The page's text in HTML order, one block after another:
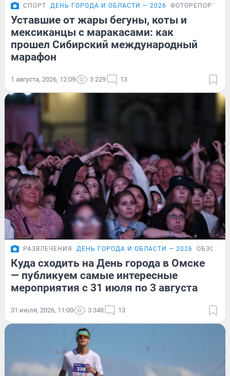
СПОРТ ДЕНЬ ГОРОДА И ОБЛАСТИ — 2026 ФОТОРЕПОРТАЖ
Уставшие от жары бегуны, коты и
мексиканцы с маракасами: как
прошел Сибирский международный
марафон
1 августа, 2026, 12:09 3 229 13
РАЗВЛЕЧЕНИЯ ДЕНЬ ГОРОДА И ОБЛАСТИ — 2026 ОБЗОР
Куда сходить на День города в Омске
— публикуем самые интересные
мероприятия с 31 июля по 3 августа
31 июля, 2026, 11:00 3 348 13